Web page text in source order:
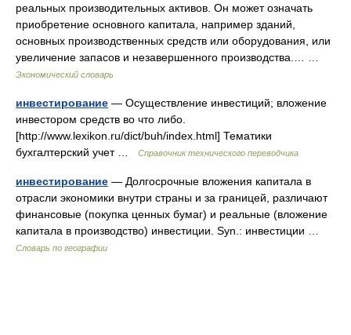
реальных производительных активов. Он может означать
приобретение основного капитала, например зданий,
основных производственных средств или оборудования, или
увеличение запасов и незавершенного производства.… …
Экономический словарь
инвестирование — Осуществление инвестиций; вложение
инвестором средств во что либо.
[http://www.lexikon.ru/dict/buh/index.html] Тематики
бухгалтерский учет …
Справочник технического переводчика
инвестирование — Долгосрочные вложения капитала в
отрасли экономики внутри страны и за границей, различают
финансовые (покупка ценных бумаг) и реальные (вложение
капитала в производство) инвестиции. Syn.: инвестиции …
Словарь по географии